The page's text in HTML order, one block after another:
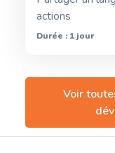
actions
Durée : 1 jour
Voir